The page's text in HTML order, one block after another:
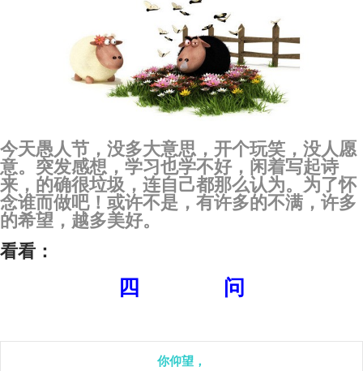
今天愚人节，没多大意思，开个玩笑，没人愿
意。突发感想，学习也学不好，闲着写起诗
来，的确很垃圾，连自己都那么认为。为了怀
念谁而做吧！或许不是，有许多的不满，许多
的希望，越多美好。
看看：
四 问
你仰望，